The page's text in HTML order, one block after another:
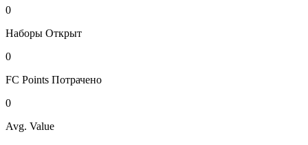
0
Наборы Открыт
0
FC Points Потрачено
0
Avg. Value